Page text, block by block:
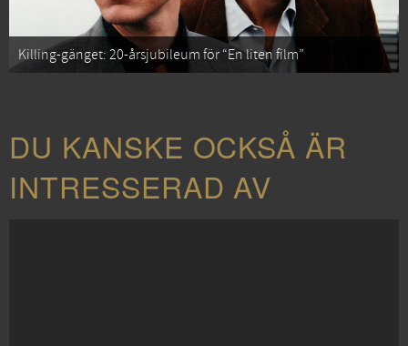
Killing-gänget: 20-årsjubileum för “En liten film”
DU KANSKE OCKSÅ ÄR
INTRESSERAD AV